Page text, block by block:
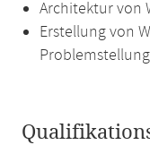
Architektur von
Erstellung von